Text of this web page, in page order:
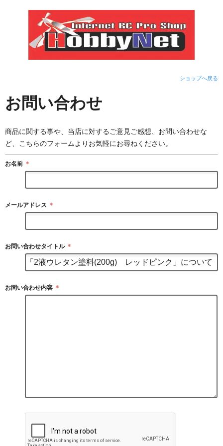
ショップへ戻る
お問い合わせ
商品に関する事や、当店に対するご意見ご感想、お問い合わせな
ど、こちらのフォームよりお気軽にお尋ねください。
お名前 ＊
メールアドレス ＊
お問い合わせタイトル ＊
お問い合わせ内容 ＊